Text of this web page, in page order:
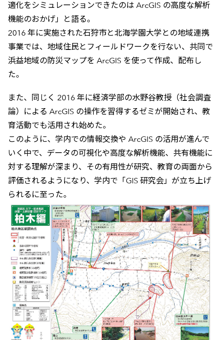
適化をシミュレーションできたのは ArcGIS の高度な解析
機能のおかげ」と語る。
2016 年に実施された石狩市と北海学園大学との地域連携
事業では、地域住民とフィールドワークを行ない、共同で
浜益地域の防災マップを ArcGIS を使って作成、配布し
た。
また、同じく 2016 年に経済学部の水野谷教授（社会調査
論）による ArcGIS の操作を習得するゼミが開始され、教
育活動でも活用され始めた。
このように、学内での情報交換や ArcGIS の活用が進んで
いく中で、データの可視化や高度な解析機能、共有機能に
対する理解が深まり、その有用性が研究、教育の両面から
評価されるようになり、学内で「GIS 研究会」が立ち上げ
られるに至った。